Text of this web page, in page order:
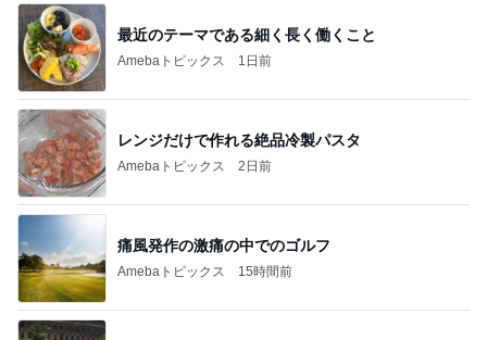
最近のテーマである細く長く働くこと
Amebaトピックス 1日前
レンジだけで作れる絶品冷製パスタ
Amebaトピックス 2日前
痛風発作の激痛の中でのゴルフ
Amebaトピックス 15時間前